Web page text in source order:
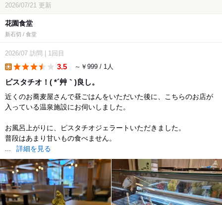
2026/07/21 更新
花園食堂
新石切 / 食堂
2026/07 訪問 1回目
3.5 ～￥999 / 1人
ピスタチオ！( *´艸｀)良し。
近くのお蕎麦屋さんで昼ごはんをいただいた後に、こちらのお店が
入っている温泉施設にお伺いしました。
お風呂上がりに、ピスタチオジェラートいただきました。
普段はあまり甘いもの食べません。
詳細を見る